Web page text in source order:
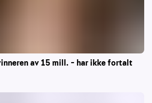
av 15 mill. – har ikke fortalt